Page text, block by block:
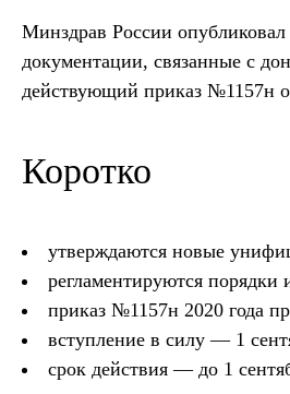
Минздрав России
документации, связанные с
действующий приказ №1157н
Коротко
утверждаются новые
регламентируются порядки
приказ №1157н 2020 года
вступление в силу — 1
срок действия — до 1